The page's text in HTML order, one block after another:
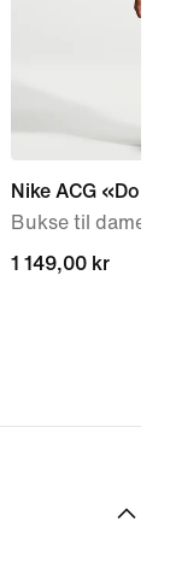
Nike ACG
Bukse til dame
1 149,00 kr
1 149,00 kr